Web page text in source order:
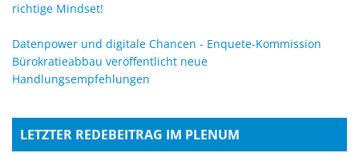
richtige Mindset!
Datenpower und digitale Chancen - Enquete-Kommission
Bürokratieabbau veröffentlicht neue
Handlungsempfehlungen
LETZTER REDEBEITRAG IM PLENUM